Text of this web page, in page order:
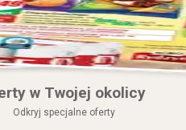
w Twojej okolicy
Odkryj specjalne oferty